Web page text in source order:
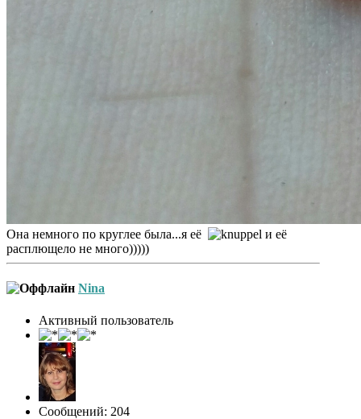
Она немного по круглее была...я её
и её
расплющело не много)))))
Nina
Активный пользователь
Сообщений: 204